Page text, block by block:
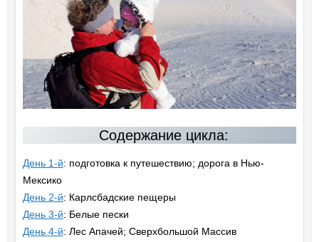
Содержание цикла:
День 1-й: подготовка к путешествию; дорога в Нью-
Мексико
День 2-й: Карлсбадские пещеры
День 3-й: Белые пески
День 4-й: Лес Апачей; Сверхбольшой Массив